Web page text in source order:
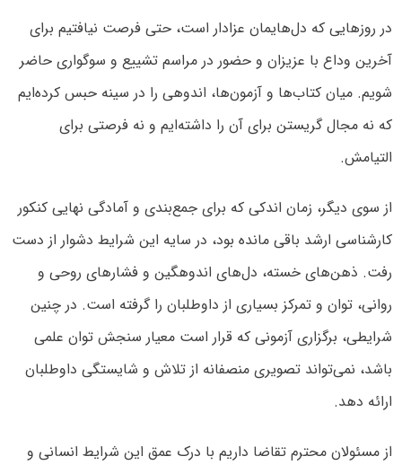
در روزهایی که دل‌هایمان عزادار است، حتی فرصت نیافتیم برای
آخرین وداع با عزیزان و حضور در مراسم تشییع و سوگواری حاضر
شویم. میان کتاب‌ها و آزمون‌ها، اندوهی را در سینه حبس کرده‌ایم
که نه مجال گریستن برای آن را داشته‌ایم و نه فرصتی برای
التیامش.
از سوی دیگر، زمان اندکی که برای جمع‌بندی و آمادگی نهایی کنکور
کارشناسی ارشد باقی مانده بود، در سایه این شرایط دشوار از دست
رفت. ذهن‌های خسته، دل‌های اندوهگین و فشارهای روحی و
روانی، توان و تمرکز بسیاری از داوطلبان را گرفته است. در چنین
شرایطی، برگزاری آزمونی که قرار است معیار سنجش توان علمی
باشد، نمی‌تواند تصویری منصفانه از تلاش و شایستگی داوطلبان
ارائه دهد.
از مسئولان محترم تقاضا داریم با درک عمق این شرایط انسانی و